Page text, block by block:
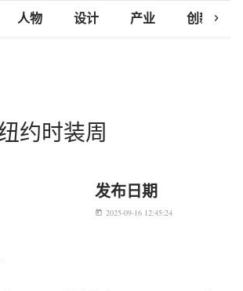
人物 设计 产业 创新研究
chevron_right
约时装周
发布日期
today 2025-09-16 12:45:24